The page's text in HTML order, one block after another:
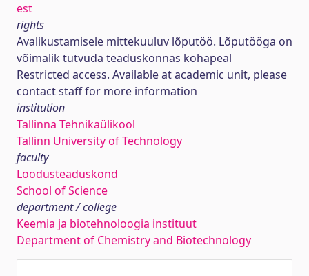
est
rights
Avalikustamisele mittekuuluv lõputöö. Lõputööga on
võimalik tutvuda teaduskonnas kohapeal
Restricted access. Available at academic unit, please
contact staff for more information
institution
Tallinna Tehnikaülikool
Tallinn University of Technology
faculty
Loodusteaduskond
School of Science
department / college
Keemia ja biotehnoloogia instituut
Department of Chemistry and Biotechnology